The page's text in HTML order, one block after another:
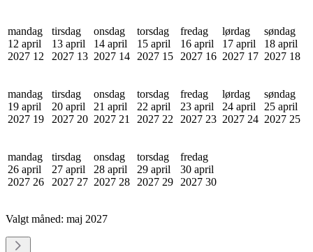
mandag
12 april
2027 12
tirsdag
13 april
2027 13
onsdag
14 april
2027 14
torsdag
15 april
2027 15
fredag
16 april
2027 16
lørdag
17 april
2027 17
søndag
18 april
2027 18
mandag
19 april
2027 19
tirsdag
20 april
2027 20
onsdag
21 april
2027 21
torsdag
22 april
2027 22
fredag
23 april
2027 23
lørdag
24 april
2027 24
søndag
25 april
2027 25
mandag
26 april
2027 26
tirsdag
27 april
2027 27
onsdag
28 april
2027 28
torsdag
29 april
2027 29
fredag
30 april
2027 30
Valgt måned: maj 2027